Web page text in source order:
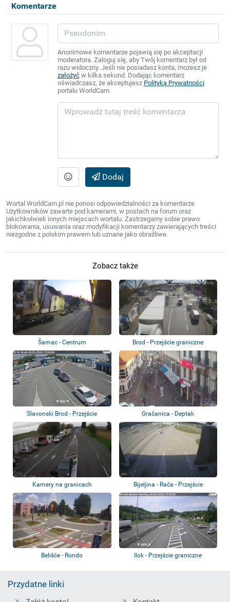
Komentarze
Anonimowe komentarze pojawią się po akceptacji
moderatora. Zaloguj się, aby Twój komentarz był od
razu widoczny. Jeśli nie posiadasz konta, możesz je
założyćw kilka sekund. Dodając komentarz
oświadczasz, że akceptujesz Polityką Prywatności
portalu WorldCam.
Dodaj
Wortal WorldCam.pl nie ponosi odpowiedzialności za komentarze
Użytkowników zawarte pod kamerami, w postach na forum oraz
jakichkolwiek innych miejscach wortalu. Zastrzegamy sobie prawo
blokowania, usuwania oraz modyfikacji komentarzy zawierających treści
niezgodne z polskim prawem lub uznane jako obraźliwe.
Zobacz także
Šamac - Centrum Brod - Przejście graniczne
Slavonski Brod - Przejście
graniczne
Gračanica - Deptak
Kamery na granicach
Bijeljina - Rača - Przejście
graniczne
Belišće - Rondo Ilok - Przejście graniczne
Przydatne linki